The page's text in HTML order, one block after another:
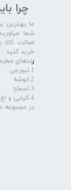
چرا
ما بهترین
شما
خرید کنید :
رندهای
1.لیورجی
2.انوشه
3.اسمارا
4.کیابی و اچ اند ام و ...
در مجموعه